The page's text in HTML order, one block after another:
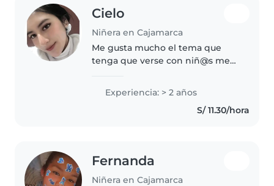
Cielo
Niñera en Cajamarca
Me gusta mucho el tema que
tenga que verse con niñ@s me
nuevas a que desarrollen
habilidades.
Experiencia: > 2 años
S/ 11.30/hora
Fernanda
Niñera en Cajamarca